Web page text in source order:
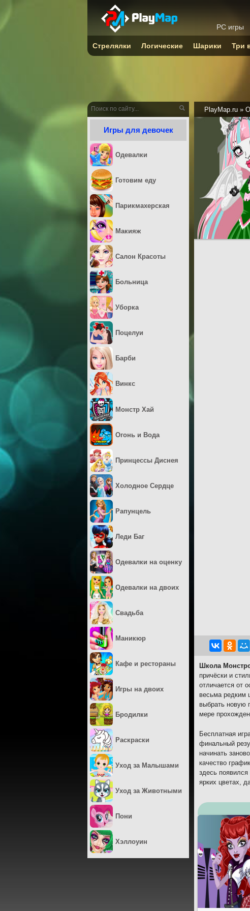
PlayMap.ru »
Школа
причёски и
отличается от
весьма редким
выбрать новую
мере
Бесплатная
финальный
начинать
качество
здесь
ярких цветах,
Игры для девочек
Одевалки
Готовим еду
Парикмахерская
Макияж
Салон Красоты
Больница
Уборка
Поцелуи
Барби
Винкс
Монстр Хай
Огонь и Вода
Принцессы Диснея
Холодное Сердце
Рапунцель
Леди Баг
Одевалки на оценку
Одевалки на двоих
Свадьба
Маникюр
Кафе и рестораны
Игры на двоих
Бродилки
Раскраски
Уход за Малышами
Уход за Животными
Пони
Хэллоуин
PC игры
Стрелялки Логические Шарики Три